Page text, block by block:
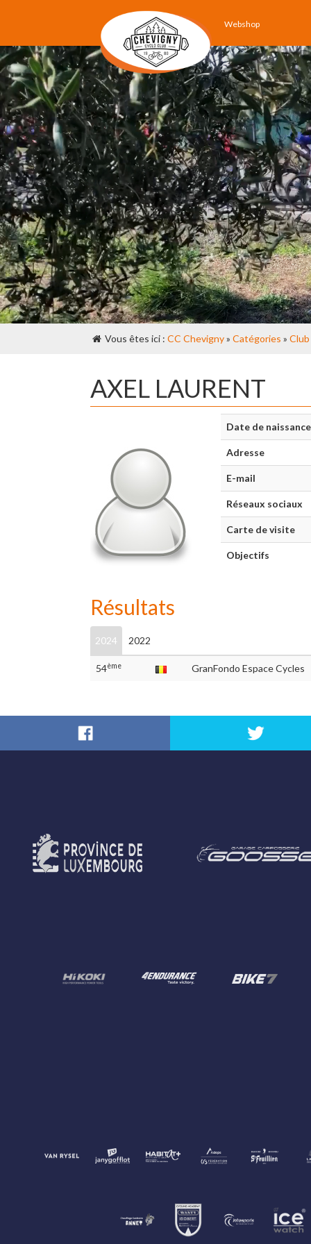
Webshop
Vous êtes ici : CC Chevigny» Catégories » Club
AXEL LAURENT
Date de naissance
Adresse
E-mail
Réseaux sociaux
Carte de visite
Objectifs
Résultats
2024 2022
54ème GranFondo Espace Cycles